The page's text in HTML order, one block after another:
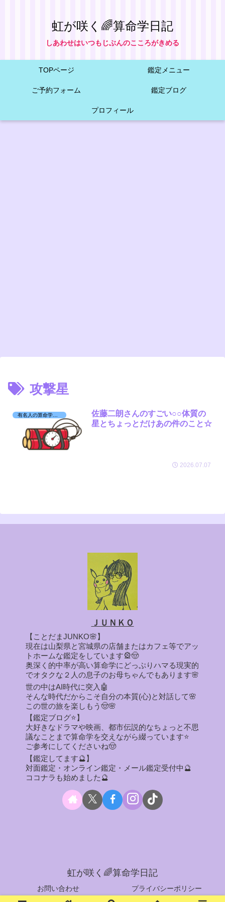
虹が咲く🌈算命学日記
しあわせはいつもじぶんのこころがきめる
TOPページ 鑑定メニュー
ご予約フォーム 鑑定ブログ
プロフィール
攻撃星
有名人の算命学日記☆
佐藤二朗さんのすごい○○体質の
星とちょっとだけあの件のこと☆
2026.07.07
ＪＵＮＫＯ
【ことだまJUNKO🌸】
現在は山梨県と宮城県の店舗またはカフェ等でアッ
トホームな鑑定をしています🎡🤠
奥深く的中率が高い算命学にどっぷりハマる現実的
でオタクな２人の息子のお母ちゃんでもあります🌸
世の中はAI時代に突入🤖
そんな時代だからこそ自分の本質(心)と対話して🌸
この世の旅を楽しもう🤠🌸
【鑑定ブログ⭐】
大好きなドラマや映画、都市伝説的なちょっと不思
議なことまで算命学を交えながら綴っています⭐
ご参考にしてくださいね🤠
【鑑定してます🔮】
対面鑑定・オンライン鑑定・メール鑑定受付中🔮
ココナラも始めました🔮
虹が咲く🌈算命学日記
お問い合わせ プライバシーポリシー